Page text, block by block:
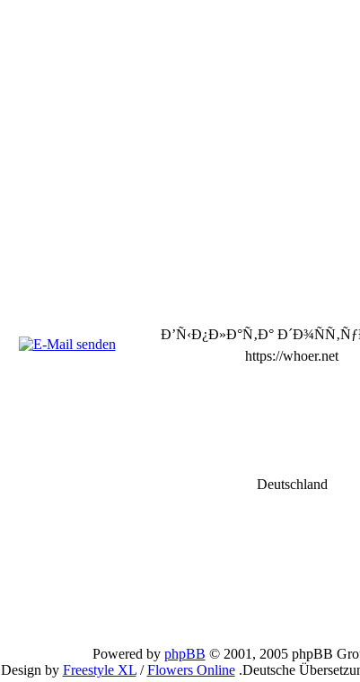
Ð’Ñ‹Ð¿Ð»Ð°Ñ‚Ð°
https://whoer.net
Deutschland
Powered by phpBB © 2001, 2005 phpBB
Design by Freestyle XL/Flowers Online.Deutsche